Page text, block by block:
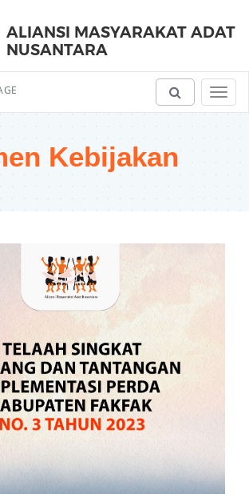
ALIANSI MASYARAKAT ADAT
NUSANTARA
Kebijakan